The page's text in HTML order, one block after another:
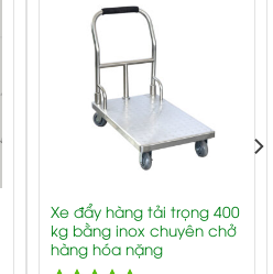
Xe đẩy hàng tải trọng 400
kg bằng inox chuyên chở
hàng hóa nặng